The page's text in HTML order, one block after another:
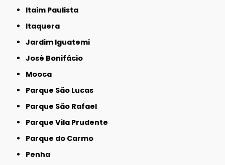
Itaim Paulista
Itaquera
Jardim Iguatemi
José Bonifácio
Mooca
Parque São Lucas
Parque São Rafael
Parque Vila Prudente
Parque do Carmo
Penha